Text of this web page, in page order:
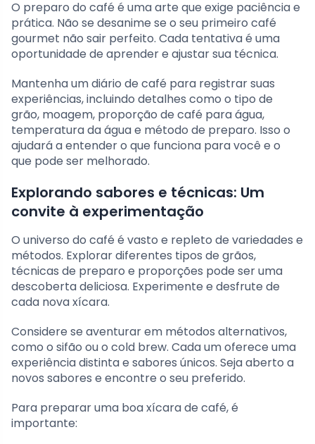
O preparo do café é uma arte que exige paciência e
prática. Não se desanime se o seu primeiro café
gourmet não sair perfeito. Cada tentativa é uma
oportunidade de aprender e ajustar sua técnica.
Mantenha um diário de café para registrar suas
experiências, incluindo detalhes como o tipo de
grão, moagem, proporção de café para água,
temperatura da água e método de preparo. Isso o
ajudará a entender o que funciona para você e o
que pode ser melhorado.
Explorando sabores e técnicas: Um
convite à experimentação
O universo do café é vasto e repleto de variedades e
métodos. Explorar diferentes tipos de grãos,
técnicas de preparo e proporções pode ser uma
descoberta deliciosa. Experimente e desfrute de
cada nova xícara.
Considere se aventurar em métodos alternativos,
como o sifão ou o cold brew. Cada um oferece uma
experiência distinta e sabores únicos. Seja aberto a
novos sabores e encontre o seu preferido.
Para preparar uma boa xícara de café, é
importante: